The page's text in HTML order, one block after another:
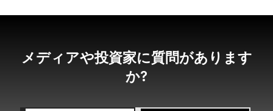
メディアや投資家に質問があります
か?